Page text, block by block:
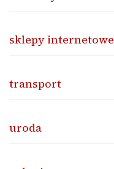
sklepy internetowe
transport
uroda